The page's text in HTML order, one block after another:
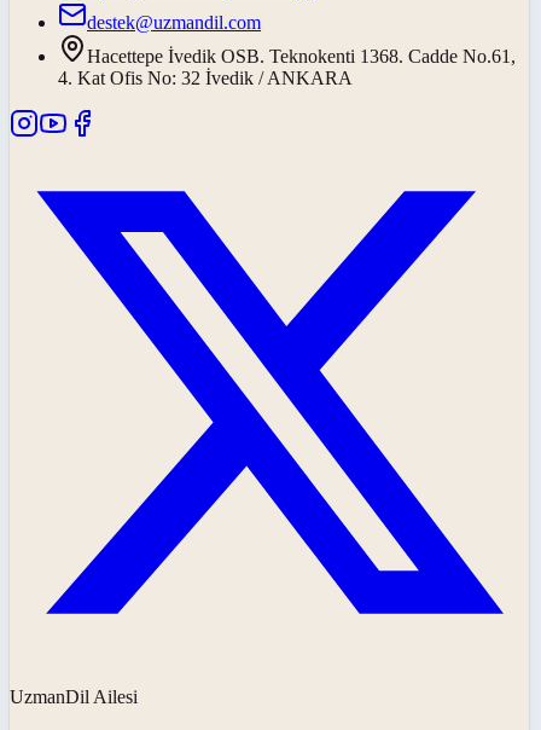
destek@uzmandil.com
Hacettepe İvedik OSB. Teknokenti 1368. Cadde No.61,
4. Kat Ofis No: 32 İvedik / ANKARA
UzmanDil Ailesi